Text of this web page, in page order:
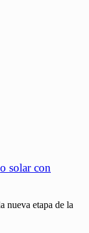
solar con
nueva etapa de la